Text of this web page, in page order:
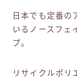
日本でも定番の
いるノースフェ
プ。
リサイクルポリ